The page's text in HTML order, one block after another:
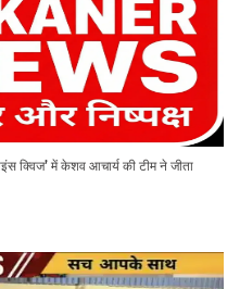
क्विज’ में केशव आचार्य की टीम ने जीता